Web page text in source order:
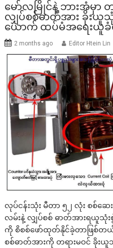
မော်လမြိုင်နဲ့ ဘားအံမှာ
လျှပ်စစ်ဓာတ်အား ခိုးယူ
ယောက် ထပ်မံအရေးယူခံ
2 months ago Editor Htein Lin
လုပ်ငန်းသုံး မီတာ ၅၂ လုံး စစ်ဆ
လမ်းနဲ့ လျှပ်စစ် ဓာတ်အားရယူသုံ
ကို စိစစ်ဖော်ထုတ်နိုင်ခဲ့တာဖြစ်
စစ်ဓာတ်အားကို တရားမဝင် ခိုးယူ